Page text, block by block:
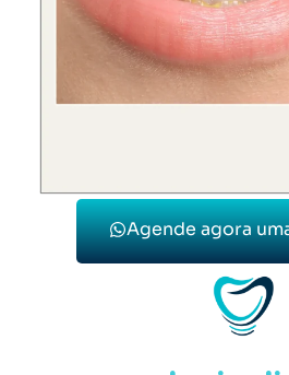
Agende agora